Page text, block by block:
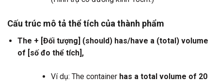
Cấu trúc mô tả thể tích của thành phẩm
The + [Đối tượng] (should) has/have a (total) volume
of [số đo thể tích],
Ví dụ: The container has a total volume of 20